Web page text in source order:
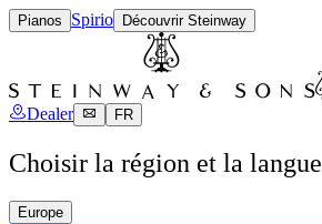
Pianos Spirio Découvrir Steinway
Dealer FR
Choisir la région et la langue
Europe